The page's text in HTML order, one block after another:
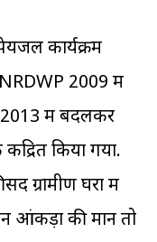
कार्यक्रम
2009 में
में बदलकर
किया गया.
ग्रामीण घरों में
आंकड़ों की मानें तो